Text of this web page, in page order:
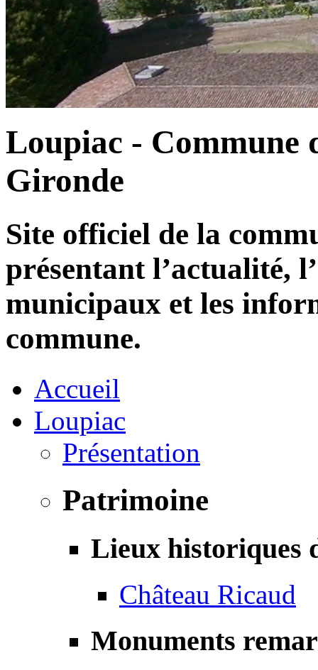
Loupiac - Commune
Gironde
Site officiel de la
présentant l’actualité,
municipaux et les
commune.
Accueil
Loupiac
Présentation
Patrimoine
Lieux historiques
Château Ricaud
Monuments